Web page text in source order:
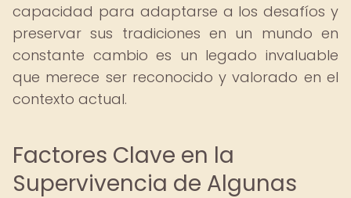
capacidad para adaptarse a los desafíos y
preservar sus tradiciones en un mundo en
constante cambio es un legado invaluable
que merece ser reconocido y valorado en el
contexto actual.
Factores Clave en la
Supervivencia de Algunas